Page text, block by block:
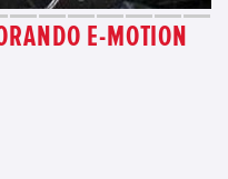
E-MOTION